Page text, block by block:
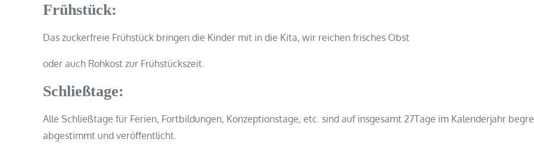
Frühstück:
Das zuckerfreie Frühstück bringen die Kinder mit in die Kita, wir reichen frisches Obst
oder auch Rohkost zur Frühstückszeit.
Schließtage:
Alle Schließtage für Ferien, Fortbildungen, Konzeptionstage, etc. sind auf insgesamt 27Tage im Kalenderjahr
abgestimmt und veröffentlicht.